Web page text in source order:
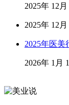
2025年 12月
2025年 12月
2025年医
2026年 1月